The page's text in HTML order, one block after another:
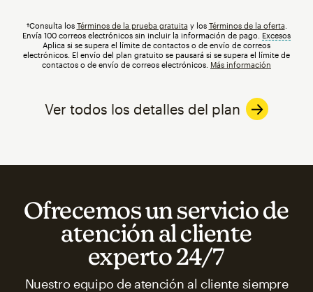
†Consulta los Términos de la prueba gratuita y los Términos de la oferta
Envía 100 correos electrónicos sin incluir la información de pago.
Excesos
Aplica si se supera el límite de contactos o de envío de correos
electrónicos. El envío del plan gratuito se pausará si se supera el límite de
contactos o de envío de correos electrónicos. Más información
Ver todos los detalles del plan
Ofrecemos un servicio de
atención al cliente
experto 24/7
Nuestro equipo de atención al cliente siempre